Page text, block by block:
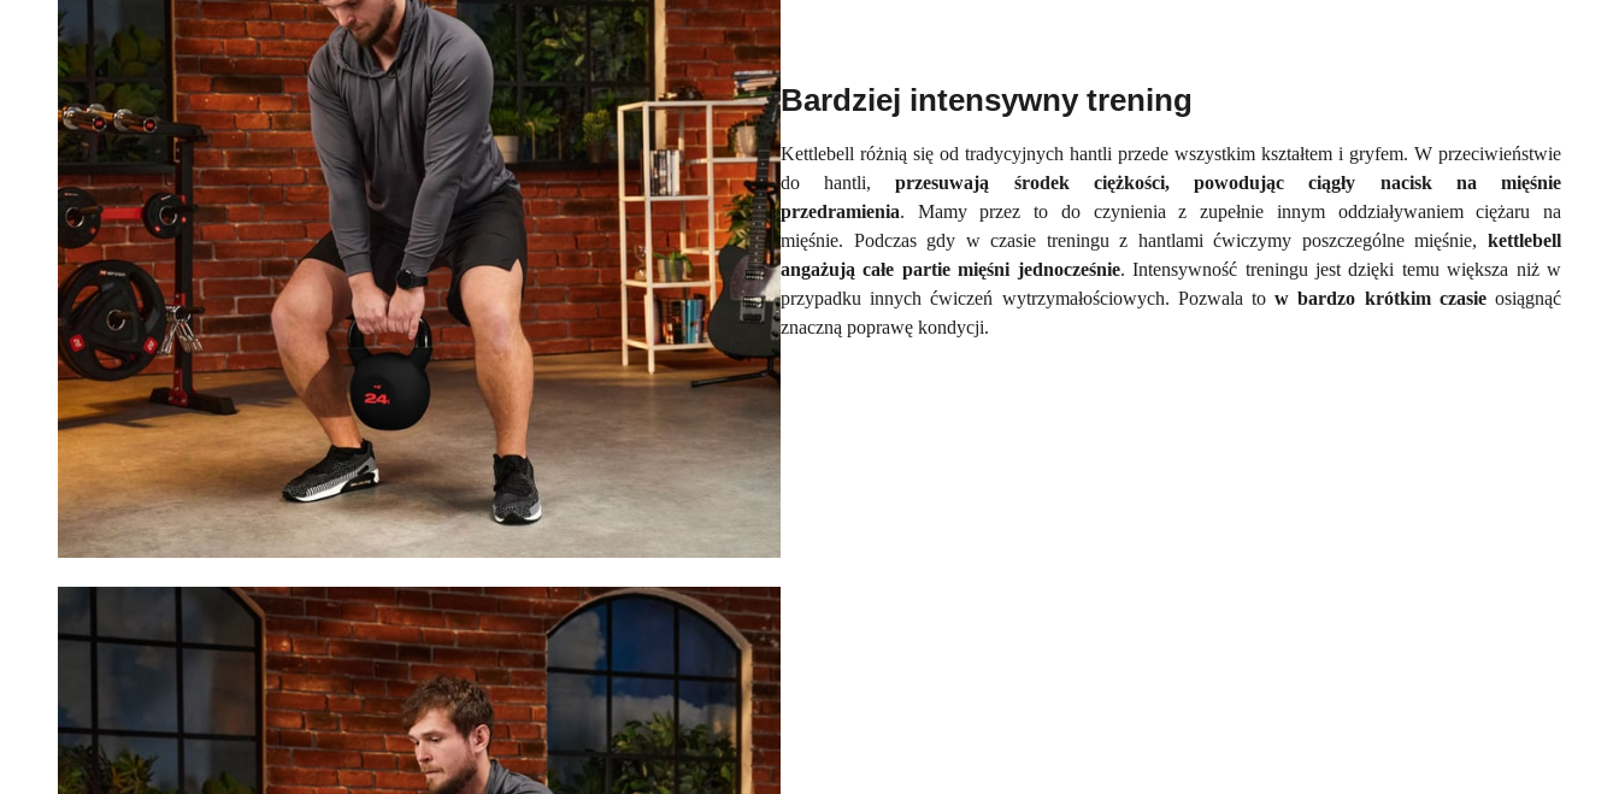
Bardziej intensywny trening
Kettlebell różnią się od tradycyjnych hantli przede wszystkim kształtem i gryfem. W przeciwieństwie
do hantli,przesuwają środek ciężkości, powodując ciągły nacisk na mięśnie
przedramienia. Mamy przez to do czynienia z zupełnie innym oddziaływaniem ciężaru na
mięśnie. Podczas gdy w czasie treningu z hantlami ćwiczymy poszczególne mięśnie, kettlebell
angażują całe partie mięśni jednocześnie. Intensywność treningu jest dzięki temu większa niż w
przypadku innych ćwiczeń wytrzymałościowych. Pozwala tow bardzo krótkim czasieosiągnąć
znaczną poprawę kondycji.